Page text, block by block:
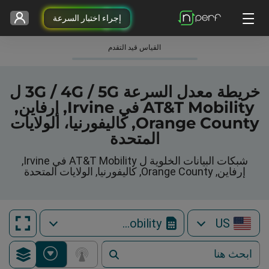
إجراء اختبار السرعة
القياس قيد التقدم
خريطة معدل السرعة 3G / 4G / 5G ل
AT&T Mobility في Irvine, إرفاين,
Orange County, كاليفورنيا، الولايات
المتحدة
شبكات البيانات الخلوية ل AT&T Mobility في Irvine,
إرفاين, Orange County, كاليفورنيا, الولايات المتحدة
US
AT&T Mobility